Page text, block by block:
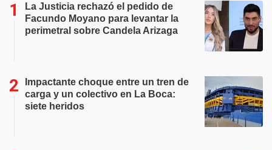
La Justicia rechazó el pedido de
Facundo Moyano para levantar la
perimetral sobre Candela Arizaga
Impactante choque entre un tren de
carga y un colectivo en La Boca:
siete heridos